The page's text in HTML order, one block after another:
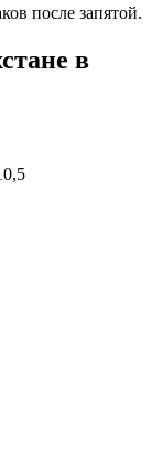
после запятой.
в